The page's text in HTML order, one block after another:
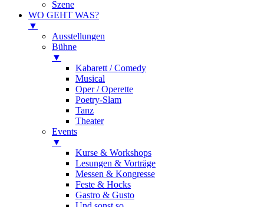
Szene
WO GEHT WAS?
▼
Ausstellungen
Bühne
▼
Kabarett / Comedy
Musical
Oper / Operette
Poetry-Slam
Tanz
Theater
Events
▼
Kurse & Workshops
Lesungen & Vorträge
Messen & Kongresse
Feste & Hocks
Gastro & Gusto